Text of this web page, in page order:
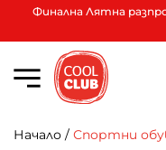
Финална Лятна
Начало / Спортни